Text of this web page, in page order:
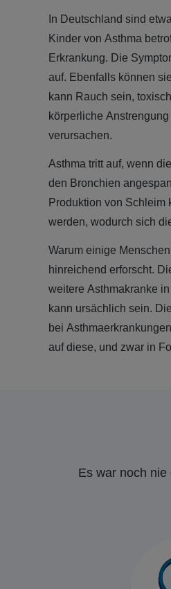
In Deutschland sind
Kinder von Asthma
Erkrankung. Die
auf. Ebenfalls können
kann Rauch sein,
körperliche
verursachen.
Asthma tritt auf, wenn
den Bronchien
Produktion von Schleim
werden, wodurch sich
Warum einige
hinreichend erforscht.
weitere Asthmakranke
kann ursächlich sein.
bei
auf diese, und zwar in
Es war noch